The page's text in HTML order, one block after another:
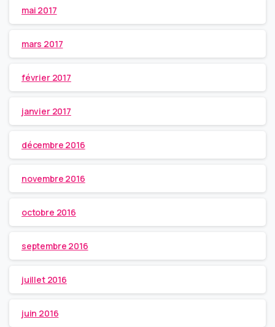
mai 2017
mars 2017
février 2017
janvier 2017
décembre 2016
novembre 2016
octobre 2016
septembre 2016
juillet 2016
juin 2016